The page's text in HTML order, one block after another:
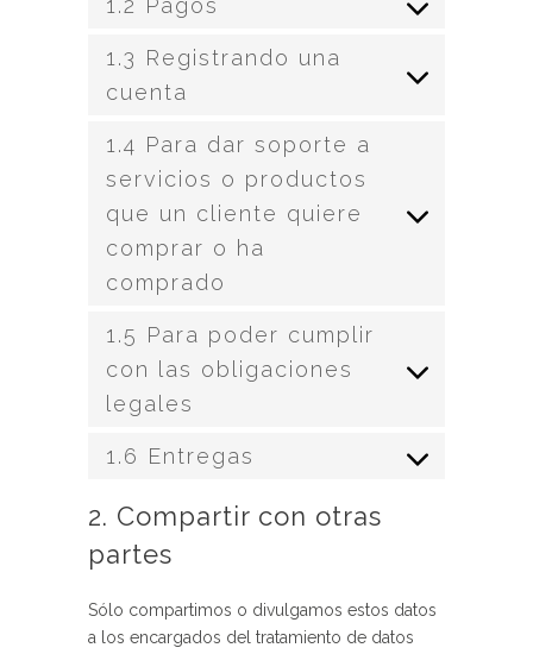
1.2 Pagos
1.3 Registrando una
cuenta
1.4 Para dar soporte a
servicios o productos
que un cliente quiere
comprar o ha
comprado
1.5 Para poder cumplir
con las obligaciones
legales
1.6 Entregas
2. Compartir con otras
partes
Sólo compartimos o divulgamos estos datos
a los encargados del tratamiento de datos